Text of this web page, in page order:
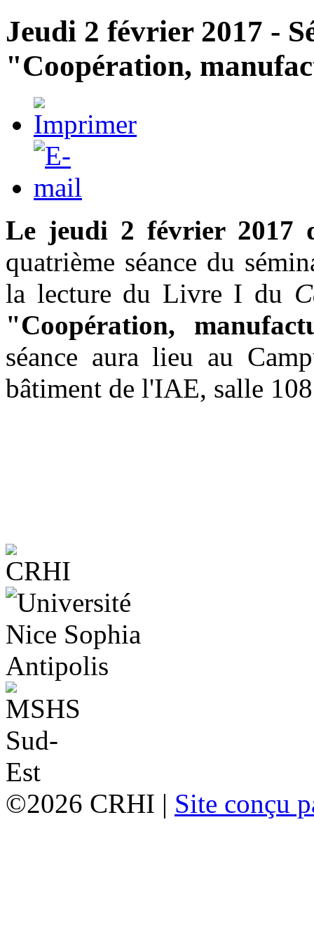
Jeudi 2 février 2017 -
"Coopération,
Le jeudi 2 février 2017
quatrième séance du
la lecture du Livre I du
"Coopération,
séance aura lieu au
bâtiment de l'IAE, salle
©2026 CRHI | Site conçu